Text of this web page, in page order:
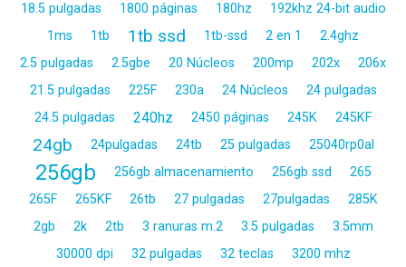
18.5 pulgadas
1800 páginas 180hz
192khz 24-bit audio
1ms
1tb 1tb ssd 1tb-ssd 2 en 1
2.4ghz
2.5 pulgadas
2.5gbe 20 Núcleos 200mp 202x
206x
21.5 pulgadas
225F 230a 24 Núcleos
24 pulgadas
24.5 pulgadas
240hz 2450 páginas 245K 245KF
24gb 24pulgadas 24tb 25 pulgadas 25040rp0al
256gb 256gb almacenamiento 256gb ssd
265
265F
265KF 26tb 27 pulgadas 27pulgadas
285K
2gb
2k 2tb 3 ranuras m.2 3.5 pulgadas
3.5mm
30000 dpi
32 pulgadas 32 teclas
3200 mhz